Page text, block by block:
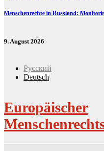
Menschenrechte in Russland:
9. August 2026
Русский
Deutsch
Europäischer